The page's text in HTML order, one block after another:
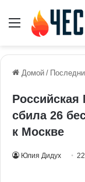
Меню
Домой /
сбила 26
к Москве
Юлия Дидух